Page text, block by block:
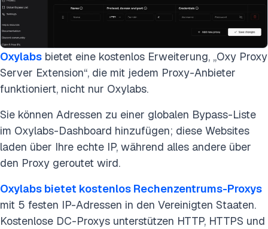
Oxylabs bietet eine kostenlos Erweiterung, „Oxy Proxy
Server Extension“, die mit jedem Proxy-Anbieter
funktioniert, nicht nur Oxylabs.
Sie können Adressen zu einer globalen Bypass-Liste
im Oxylabs-Dashboard hinzufügen; diese Websites
laden über Ihre echte IP, während alles andere über
den Proxy geroutet wird.
Oxylabs bietet kostenlos Rechenzentrums-Proxys
mit 5 festen IP-Adressen in den Vereinigten Staaten.
Kostenlose DC-Proxys unterstützen HTTP, HTTPS und